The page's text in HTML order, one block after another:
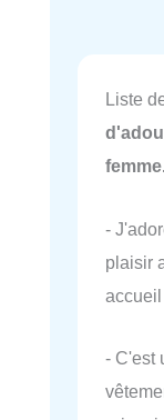
Liste
-
plaisir
- C'est